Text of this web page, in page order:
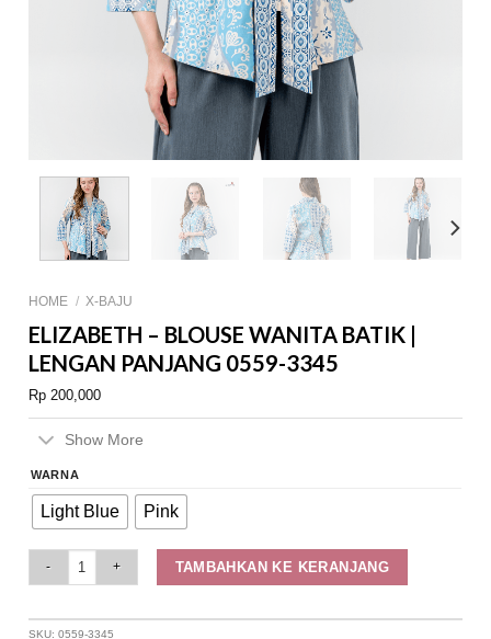
HOME / X-BAJU
ELIZABETH – BLOUSE WANITA BATIK |
LENGAN PANJANG 0559-3345
Rp 200,000
Show More
WARNA
Light Blue Pink
TAMBAHKAN KE KERANJANG
SKU:0559-3345